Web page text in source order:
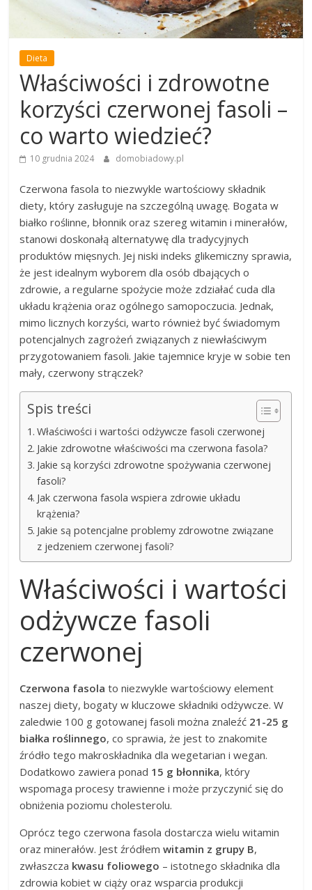
Dieta
Właściwości i zdrowotne
korzyści czerwonej fasoli –
co warto wiedzieć?
10 grudnia 2024 domobiadowy.pl
Czerwona fasola to niezwykle wartościowy składnik
diety, który zasługuje na szczególną uwagę. Bogata w
białko roślinne, błonnik oraz szereg witamin i minerałów,
stanowi doskonałą alternatywę dla tradycyjnych
produktów mięsnych. Jej niski indeks glikemiczny sprawia,
że jest idealnym wyborem dla osób dbających o
zdrowie, a regularne spożycie może zdziałać cuda dla
układu krążenia oraz ogólnego samopoczucia. Jednak,
mimo licznych korzyści, warto również być świadomym
potencjalnych zagrożeń związanych z niewłaściwym
przygotowaniem fasoli. Jakie tajemnice kryje w sobie ten
mały, czerwony strączek?
Spis treści
Właściwości i wartości odżywcze fasoli czerwonej
Jakie zdrowotne właściwości ma czerwona fasola?
Jakie są korzyści zdrowotne spożywania czerwonej
fasoli?
Jak czerwona fasola wspiera zdrowie układu
krążenia?
Jakie są potencjalne problemy zdrowotne związane
z jedzeniem czerwonej fasoli?
Właściwości i wartości
odżywcze fasoli
czerwonej
Czerwona fasola to niezwykle wartościowy element
naszej diety, bogaty w kluczowe składniki odżywcze. W
zaledwie 100 g gotowanej fasoli można znaleźć 21-25 g
białka roślinnego, co sprawia, że jest to znakomite
źródło tego makroskładnika dla wegetarian i wegan.
Dodatkowo zawiera ponad 15 g błonnika, który
wspomaga procesy trawienne i może przyczynić się do
obniżenia poziomu cholesterolu.
Oprócz tego czerwona fasola dostarcza wielu witamin
oraz minerałów. Jest źródłemwitamin z grupy B,
zwłaszcza kwasu foliowego – istotnego składnika dla
zdrowia kobiet w ciąży oraz wsparcia produkcji